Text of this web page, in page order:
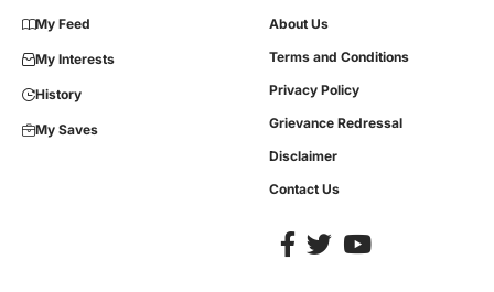
My Feed
My Interests
History
My Saves
About Us
Terms and Conditions
Privacy Policy
Grievance Redressal
Disclaimer
Contact Us